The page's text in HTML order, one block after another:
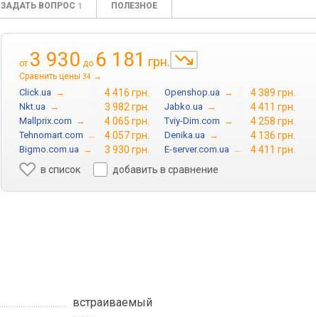
ЗАДАТЬ ВОПРОС 1 ПОЛЕЗНОЕ
от 3 930 до 6 181 грн.
Сравнить цены 34 →
Click.ua → 4 416 грн. Openshop.ua → 4 389 грн.
Nkt.ua → 3 982 грн. Jabko.ua → 4 411 грн.
Mallprix.com → 4 065 грн. Tviy-Dim.com → 4 258 грн.
Tehnomart.com → 4 057 грн. Denika.ua → 4 136 грн.
Bigmo.com.ua → 3 930 грн. E-server.com.ua →
4 411 грн.
в список
добавить в сравнение
встраиваемый